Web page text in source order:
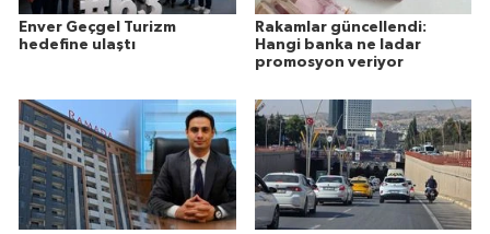
Enver Geçgel Turizm
hedefine ulaştı
Rakamlar güncellendi:
Hangi banka ne ladar
promosyon veriyor